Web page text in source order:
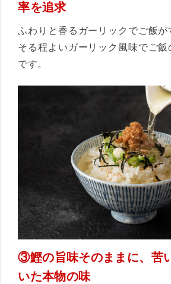
率を追求
ふわりと香るガーリックでご飯が
そる程よいガーリック風味でご飯
です。
③鰹の旨味そのままに、苦
いた本物の味